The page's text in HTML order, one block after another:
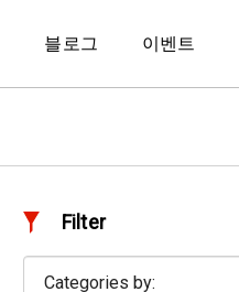
블로그 이벤트
Filter